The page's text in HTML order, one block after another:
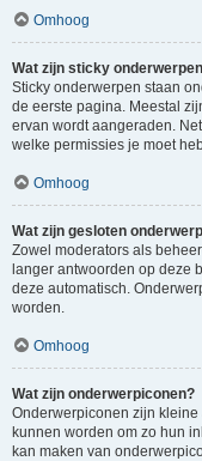
Omhoog
Wat zijn sticky
Sticky onderwerpen staan
de eerste pagina. Meestal
ervan wordt aangeraden.
welke permissies je moet
Omhoog
Wat zijn gesloten
Zowel moderators als
langer antwoorden op deze
deze automatisch.
worden.
Omhoog
Wat zijn onderwerpiconen?
Onderwerpiconen zijn
kunnen worden om zo hun
kan maken van